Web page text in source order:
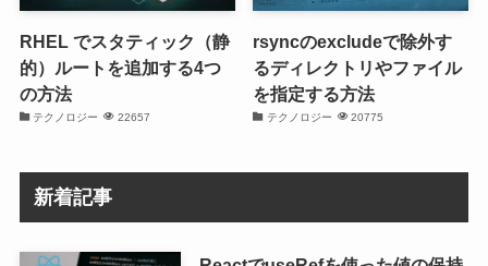
RHEL でスタティック（静
的）ルートを追加する4つ
の方法
テクノロジー 22657
rsyncのexcludeで除外す
るディレクトリやファイル
を指定する方法
テクノロジー 20775
新着記事